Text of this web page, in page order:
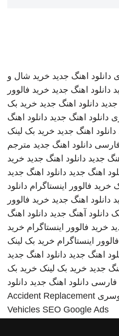
دانلود اهنگ جدید خرید شال و
دانلود اهنگ جدید خرید فالوور
جدید دانلود اهنگ جدید خرید بک
دانلود اهنگ جدید دانلود اهنگ
دانلود اهنگ جدید خرید بک لینک
دانلود اهنگ جدید مترجم
جدید دانلود اهنگ جدید خرید
اهنگ جدید دانلود اهنگ جدید
خرید فالوور اینستاگرام دانلود
دانلود اهنگ جدید خرید فالوور
دانلود آهنگ جدید دانلود اهنگ
خرید فالوور اینستاگرام خرید
اینستاگرام خرید بک لینک
اهنگ جدید دانلود اهنگ جدید
جدید خرید بک لینک خرید بک
فارسی دانلود اهنگ جدید دانلود
Accident Replacement
Vehicles SEO Google Ads